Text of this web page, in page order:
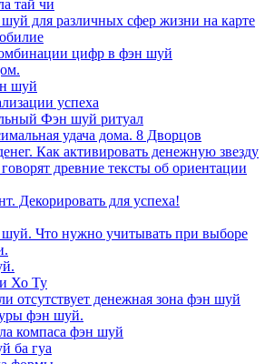
тай чи
для различных сфер жизни на карте
цифр в фэн шуй
шуй
успеха
Фэн шуй ритуал
удача дома. 8 Дворцов
Как активировать денежную звезду
древние тексты об ориентации
Декорировать для успеха!
Что нужно учитывать при выборе
Хо Ту
отсутствует денежная зона фэн шуй
фэн шуй.
компаса фэн шуй
ба гуа